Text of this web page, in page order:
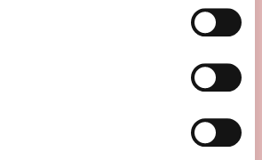
begeleider die energie krijgt van
kleine successen groots weet te
Bekijk vacature